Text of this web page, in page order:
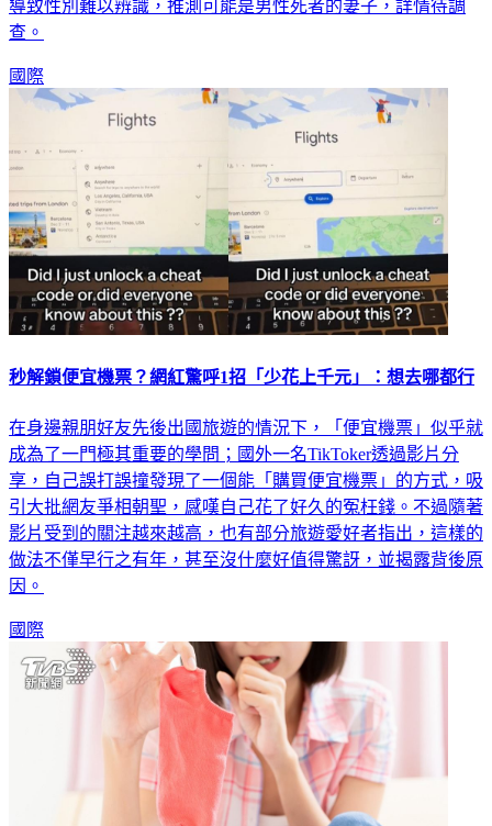
導致性別難以辨識，推測可能是男性死者的妻子，詳情待調
查。
國際
秒解鎖便宜機票？網紅驚呼1招「少花上千元」：想去哪都行
在身邊親朋好友先後出國旅遊的情況下，「便宜機票」似乎就
成為了一門極其重要的學問；國外一名TikToker透過影片分
享，自己誤打誤撞發現了一個能「購買便宜機票」的方式，吸
引大批網友爭相朝聖，感嘆自己花了好久的冤枉錢。不過隨著
影片受到的關注越來越高，也有部分旅遊愛好者指出，這樣的
做法不僅早行之有年，甚至沒什麼好值得驚訝，並揭露背後原
因。
國際